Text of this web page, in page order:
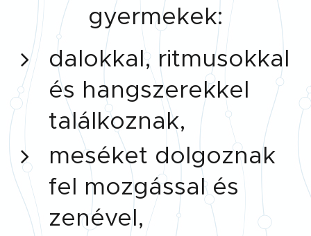
gyermekek:
dalokkal, ritmusokkal
és hangszerekkel
találkoznak,
meséket dolgoznak
fel mozgással és
zenével,